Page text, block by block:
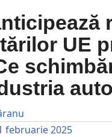
UE
februarie 2025